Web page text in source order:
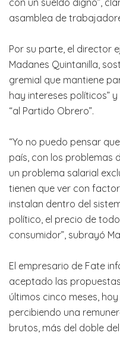
asamblea de
Por su parte, el director
Madanes Quintanilla,
gremial que mantiene
hay intereses políticos”
“al Partido Obrero”.
“Yo no puedo pensar
país, con los problemas
un problema salarial
tienen que ver con
instalan dentro del
político, el precio de
consumidor”, subrayó
El empresario de Fate
aceptado las
últimos cinco meses,
percibiendo una
brutos, más del doble